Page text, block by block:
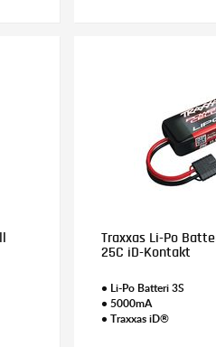
Traxxas Li-Po
25C iD-Kontakt
• Li-Po Batteri 3S
• 5000mA
• Traxxas iD®